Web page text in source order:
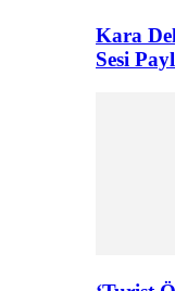
Kara
Sesi